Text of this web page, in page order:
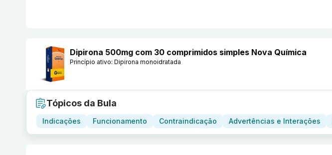
Dipirona 500mg com 30 comprimidos simples Nova Química
Princípio ativo: Dipirona monoidratada
Tópicos da Bula
Indicações Funcionamento Contraindicação Advertências e Interações